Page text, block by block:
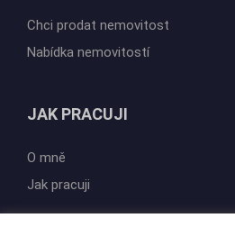
Chci prodat nemovitost
Nabídka nemovitostí
JAK PRACUJI
O mně
Jak pracuji